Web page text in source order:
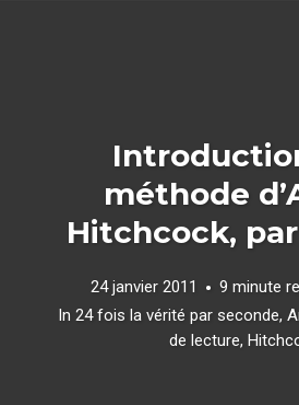
méthode
Hitchcock,
24 janvier 2011 9 minute
In 24 fois la vérité par seconde,
de lecture,